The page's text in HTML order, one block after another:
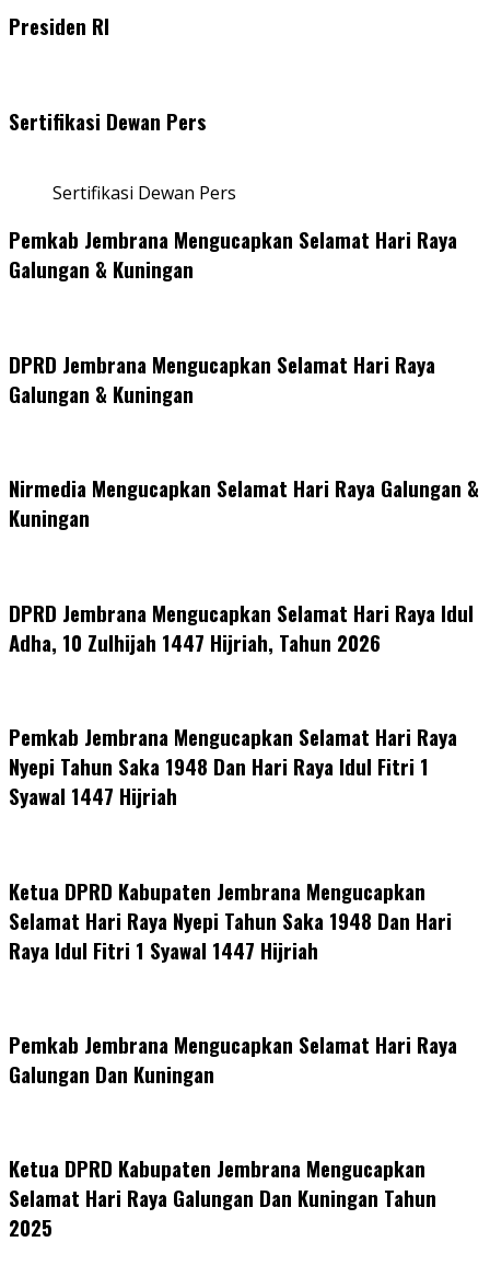
Presiden RI
Sertifikasi Dewan Pers
Sertifikasi Dewan Pers
Pemkab Jembrana Mengucapkan Selamat Hari Raya
Galungan & Kuningan
DPRD Jembrana Mengucapkan Selamat Hari Raya
Galungan & Kuningan
Nirmedia Mengucapkan Selamat Hari Raya Galungan &
Kuningan
DPRD Jembrana Mengucapkan Selamat Hari Raya Idul
Adha, 10 Zulhijah 1447 Hijriah, Tahun 2026
Pemkab Jembrana Mengucapkan Selamat Hari Raya
Nyepi Tahun Saka 1948 Dan Hari Raya Idul Fitri 1
Syawal 1447 Hijriah
Ketua DPRD Kabupaten Jembrana Mengucapkan
Selamat Hari Raya Nyepi Tahun Saka 1948 Dan Hari
Raya Idul Fitri 1 Syawal 1447 Hijriah
Pemkab Jembrana Mengucapkan Selamat Hari Raya
Galungan Dan Kuningan
Ketua DPRD Kabupaten Jembrana Mengucapkan
Selamat Hari Raya Galungan Dan Kuningan Tahun
2025